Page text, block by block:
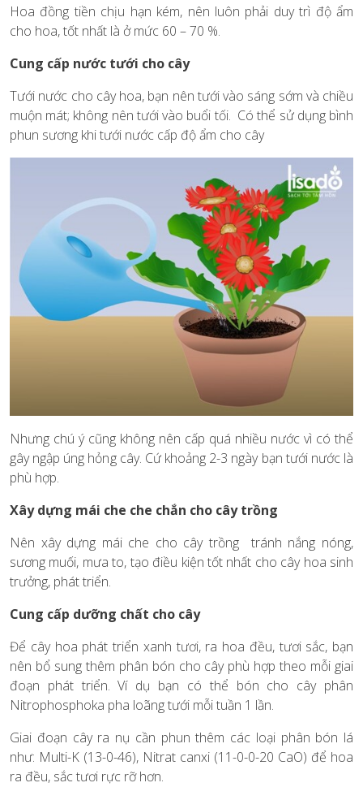
Hoa đồng tiền chịu hạn kém, nên luôn phải duy trì độ ẩm
cho hoa, tốt nhất là ở mức 60 – 70 %.
Cung cấp nước tưới cho cây
Tưới nước cho cây hoa, bạn nên tưới vào sáng sớm và chiều
muộn mát; không nên tưới vào buổi tối. Có thể sử dụng bình
phun sương khi tưới nước cấp độ ẩm cho cây
Nhưng chú ý cũng không nên cấp quá nhiều nước vì có thể
gây ngập úng hỏng cây. Cứ khoảng 2-3 ngày bạn tưới nước là
phù hợp.
Xây dựng mái che che chắn cho cây trồng
Nên xây dựng mái che cho cây trồng tránh nắng nóng,
sương muối, mưa to, tạo điều kiện tốt nhất cho cây hoa sinh
trưởng, phát triển.
Cung cấp dưỡng chất cho cây
Để cây hoa phát triển xanh tươi, ra hoa đều, tươi sắc, bạn
nên bổ sung thêm phân bón cho cây phù hợp theo mỗi giai
đoạn phát triển. Ví dụ bạn có thể bón cho cây phân
Nitrophosphoka pha loãng tưới mỗi tuần 1 lần.
Giai đoạn cây ra nụ cần phun thêm các loại phân bón lá
như: Multi-K (13-0-46), Nitrat canxi (11-0-0-20 CaO) để hoa
ra đều, sắc tươi rực rỡ hơn.